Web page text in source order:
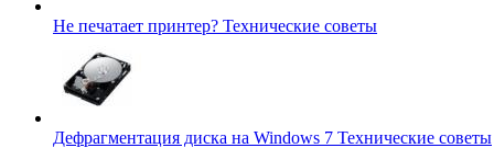
Не печатает принтер? Технические советы
Дефрагментация диска на Windows 7 Технические советы